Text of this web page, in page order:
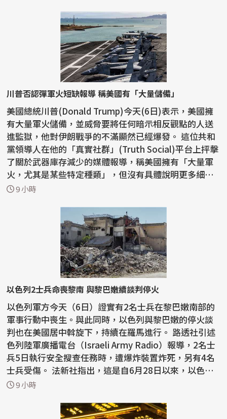
川普否認彈軍火短缺報導 稱美國有「大量儲備」
美國總統川普(Donald Trump)今天(6日)表示，美國擁
有大量軍火儲備，並威脅要將任何暗示相反觀點的人送
進監獄，他對伊朗戰爭的不滿顯然已經爆發。 這位共和
黨領導人在他的「真實社群」(Truth Social)平台上抨擊
了關於武器庫存減少的媒體報導，稱美國擁有「大量軍
火，尤其是某些特定種類」，但沒有具體說明更多細
節。...
9 小時
以色列2士兵命喪黎南 與黎巴嫩續談判停火
以色列軍方今天（6日）證實有2名士兵在黎巴嫩南部的
軍事行動中喪生。與此同時，以色列與黎巴嫩的停火談
判也在美國居中斡旋下，持續在羅馬進行。 路透社引述
色列陸軍廣播電台（Israeli Army Radio）報導，2名士
兵5日執行安全搜查任務時，遭爆炸裝置炸死，另有4名
士兵受傷。 法新社指出，這是自6月28日以來，以色列
首...9 小時